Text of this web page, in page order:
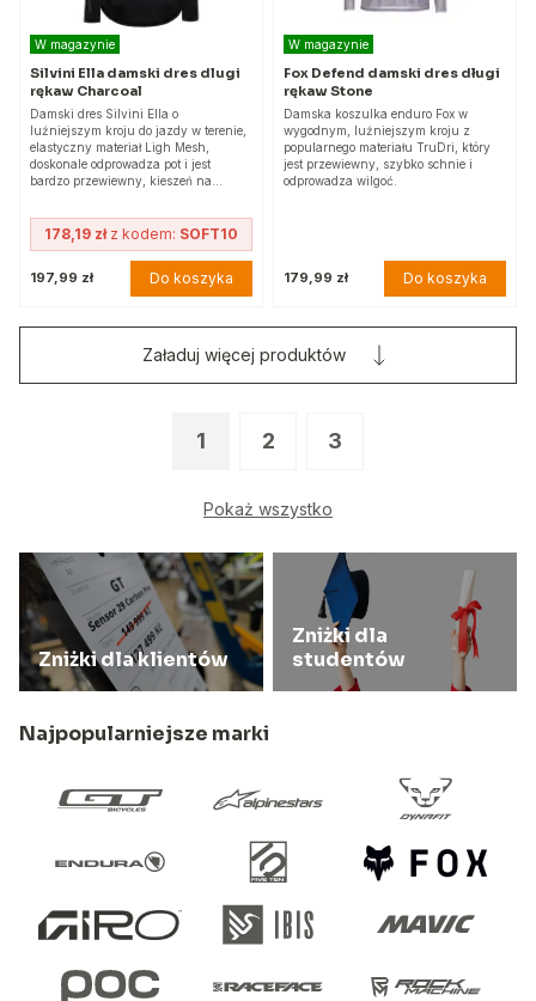
W magazynie
Silvini Ella damski dres dlugi
rękaw Charcoal
Damski dres Silvini Ella o
luźniejszym kroju do jazdy w terenie,
elastyczny materiał Ligh Mesh,
doskonale odprowadza pot i jest
bardzo przewiewny, kieszeń na…
178,19 złz kodem: SOFT10
197,99 zł Do koszyka
W magazynie
Fox Defend damski dres długi
rękaw Stone
Damska koszulka enduro Fox w
wygodnym, luźniejszym kroju z
popularnego materiału TruDri, który
jest przewiewny, szybko schnie i
odprowadza wilgoć.
179,99 zł Do koszyka
1 2 3
Pokaż wszystko
Załaduj więcej produktów
Zniżki dla klientów
Zniżki dla
studentów
Najpopularniejsze marki